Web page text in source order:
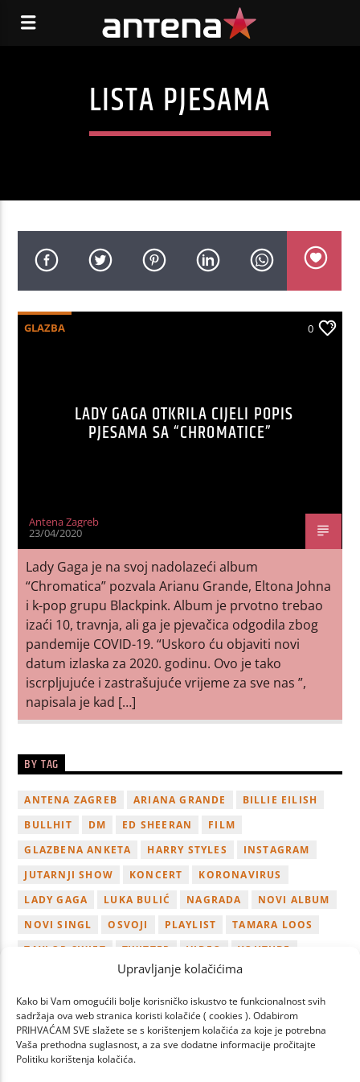
Upravljanje kolačićima
Kako bi Vam omogućili bolje korisničko iskustvo te funkcionalnost svih
sadržaja ova web stranica koristi kolačiće ( cookies ). Odabirom
PRIHVAĆAM SVE slažete se s korištenjem kolačića za koje je potrebna
Vaša prethodna suglasnost, a za sve dodatne informacije pročitajte
Politiku korištenja kolačića.
LISTA PJESAMA
GLAZBA 0
LADY GAGA OTKRILA CIJELI POPIS
PJESAMA SA “CHROMATICE”
Antena Zagreb
23/04/2020
Lady Gaga je na svoj nadolazeći album
“Chromatica” pozvala Arianu Grande, Eltona Johna
i k-pop grupu Blackpink. Album je prvotno trebao
izaći 10, travnja, ali ga je pjevačica odgodila zbog
pandemije COVID-19. “Uskoro ću objaviti novi
datum izlaska za 2020. godinu. Ovo je tako
iscrpljujuće i zastrašujuće vrijeme za sve nas ”,
napisala je kad […]
BY TAG
ANTENA ZAGREB ARIANA GRANDE
BILLIE EILISH
BULLHIT
DM ED SHEERAN
FILM
GLAZBENA ANKETA
HARRY STYLES
INSTAGRAM
JUTARNJI SHOW
KONCERT
KORONAVIRUS
LADY GAGA
LUKA BULIĆ NAGRADA
NOVI ALBUM
NOVI SINGL
OSVOJI PLAYLIST
TAMARA LOOS
TAYLOR SWIFT
TWITTER VIDEO
YOUTUBE